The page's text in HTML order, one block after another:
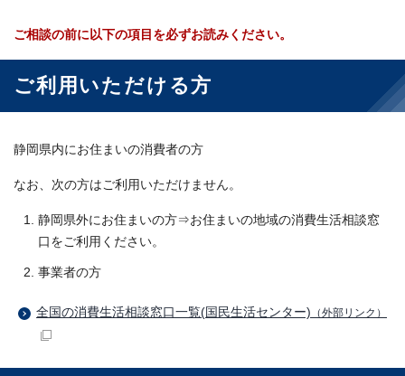
ご相談の前に以下の項目を必ずお読みください。
ご利用いただける方
静岡県内にお住まいの消費者の方
なお、次の方はご利用いただけません。
静岡県外にお住まいの方⇒お住まいの地域の消費生活相談窓
口をご利用ください。
事業者の方
全国の消費生活相談窓口一覧(国民生活センター) （外部リンク）